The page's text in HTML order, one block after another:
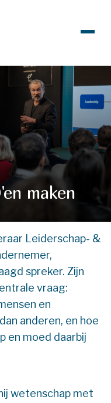
maken
Leiderschap- &
spreker. Zijn
vraag:
en
anderen, en hoe
en moed daarbij
wetenschap met